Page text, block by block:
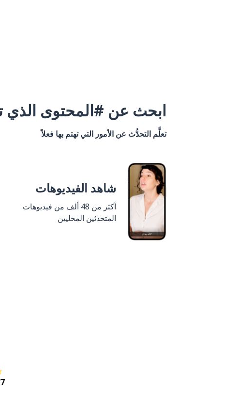
ابحث عن #المحتوى الذي
تعلَّم التحدُّث عن الأمور التي تهتم بها فعلاً
شاهد الفيديوهات
أكثر من 48 ألف من فيديوهات
المتحدثين المحليين